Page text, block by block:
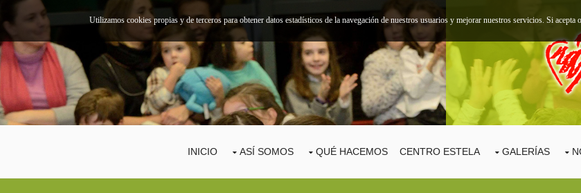
INICIO ASÍ SOMOS QUÉ HACEMOS CENTRO ESTELA GALERÍAS
Utilizamos cookies propias y de terceros para obtener datos estadísticos de la navegación de nuestros usuarios y mejorar nuestros servicios. Si acepta